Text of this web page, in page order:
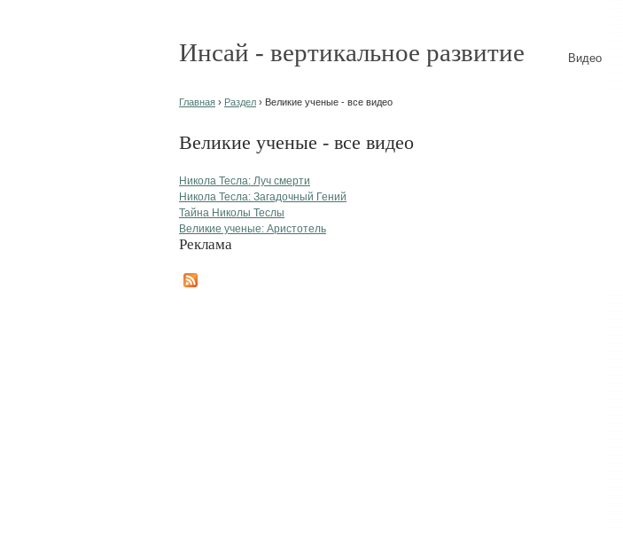
Инсай - вертикальное развитие Видео
Главная › Раздел › Великие ученые - все видео
Великие ученые - все видео
Николa Тесла: Луч смерти
Николa Тесла: Загадочный Гений
Тайна Николы Теслы
Великие ученые: Аристотель
Реклама